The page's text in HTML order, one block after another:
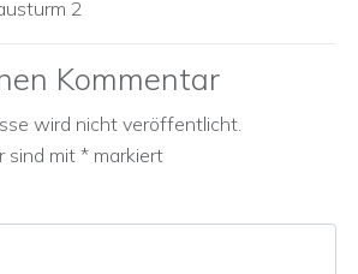
2
Kommentar
wird nicht veröffentlicht.
sind mit * markiert